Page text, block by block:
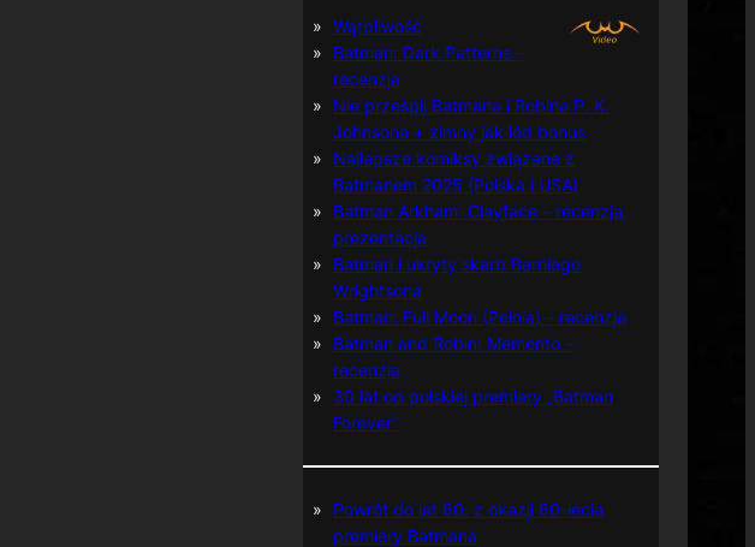
Wątpliwość
Batman: Dark Patterns –
recenzja
Nie prześpij Batmana i Robina P. K.
Johnsona + zimny jak lód bonus
Najlepsze komiksy związane z
Batmanem 2025 (Polska i USA)
Batman Arkham: Clayface – recenzja,
prezentacja
Batman i ukryty skarb Berniego
Wrightsona
Batman: Full Moon (Pełnia) – recenzja
Batman and Robin: Memento –
recenzja
30 lat od polskiej premiery „Batman
Forever”
Powrót do lat 60. z okazji 60-lecia
premiery Batmana